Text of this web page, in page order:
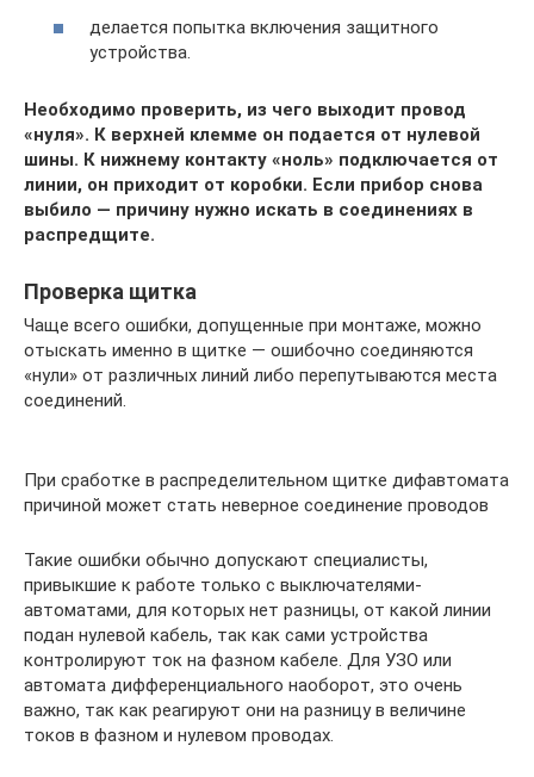
делается попытка включения защитного
устройства.
Необходимо проверить, из чего выходит провод
«нуля». К верхней клемме он подается от нулевой
шины. К нижнему контакту «ноль» подключается от
линии, он приходит от коробки. Если прибор снова
выбило — причину нужно искать в соединениях в
распредщите.
Проверка щитка
Чаще всего ошибки, допущенные при монтаже, можно
отыскать именно в щитке — ошибочно соединяются
«нули» от различных линий либо перепутываются места
соединений.
При сработке в распределительном щитке дифавтомата
причиной может стать неверное соединение проводов
Такие ошибки обычно допускают специалисты,
привыкшие к работе только с выключателями-
автоматами, для которых нет разницы, от какой линии
подан нулевой кабель, так как сами устройства
контролируют ток на фазном кабеле. Для УЗО или
автомата дифференциального наоборот, это очень
важно, так как реагируют они на разницу в величине
токов в фазном и нулевом проводах.